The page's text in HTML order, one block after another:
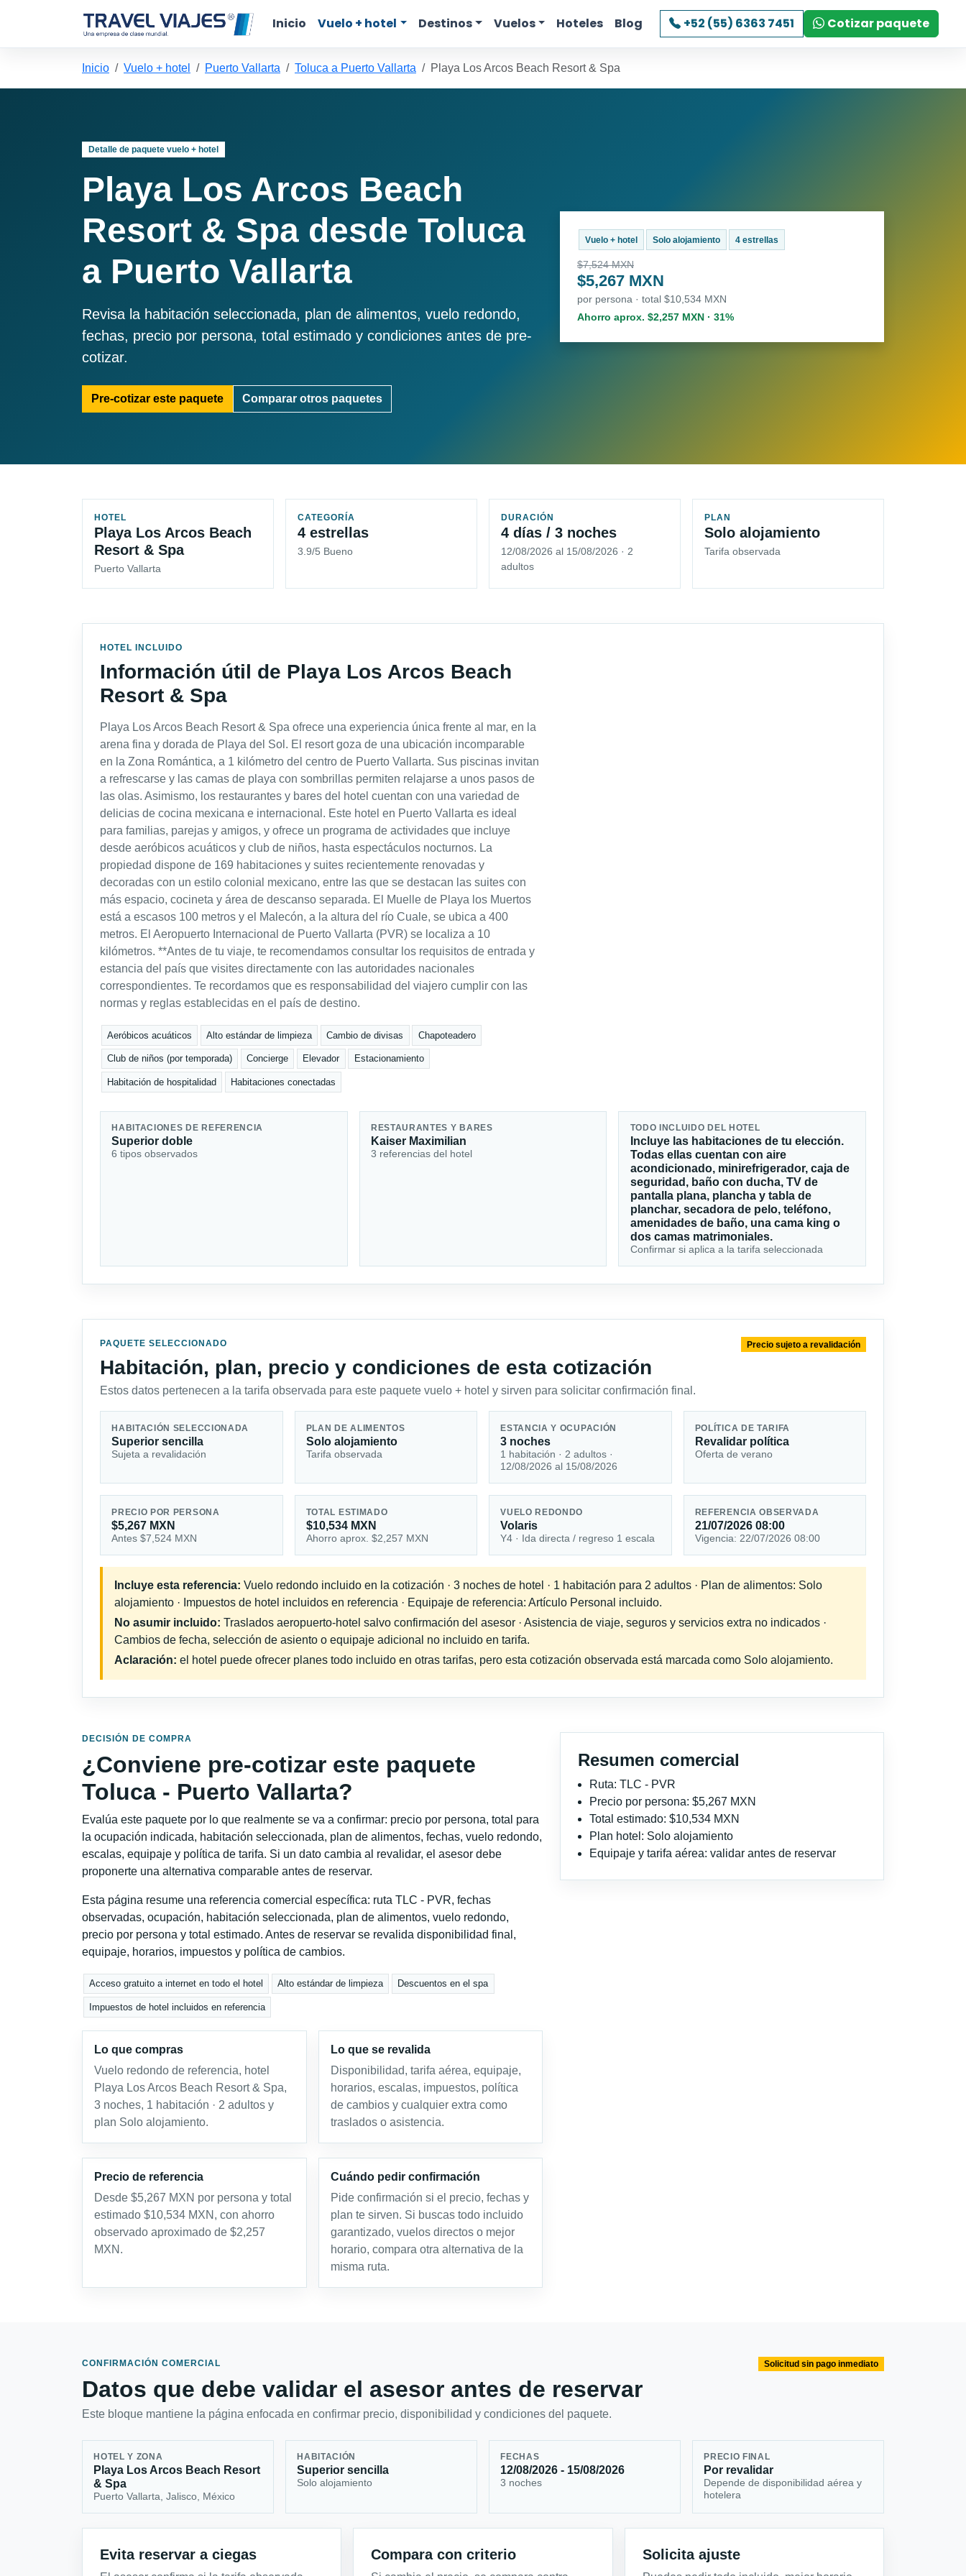
Inicio Vuelo + hotel Destinos Vuelos Hoteles Blog +52 (55) 6363 7451 Cotizar paquete
Inicio Vuelo + hotel Puerto Vallarta Toluca a Puerto Vallarta Playa Los Arcos Beach Resort & Spa
Detalle de paquete vuelo + hotel
Playa Los Arcos Beach
Resort & Spa desde Toluca
a Puerto Vallarta
Revisa la habitación seleccionada, plan de alimentos, vuelo redondo,
fechas, precio por persona, total estimado y condiciones antes de pre-
cotizar.
Pre-cotizar este paquete Comparar otros paquetes
Vuelo + hotel Solo alojamiento 4 estrellas
$7,524 MXN
$5,267 MXN
por persona · total $10,534 MXN
Ahorro aprox. $2,257 MXN · 31%
HOTEL
Playa Los Arcos Beach
Resort & Spa
Puerto Vallarta
CATEGORÍA
4 estrellas
3.9/5 Bueno
DURACIÓN
4 días / 3 noches
12/08/2026 al 15/08/2026 · 2
adultos
PLAN
Solo alojamiento
Tarifa observada
HOTEL INCLUIDO
Información útil de Playa Los Arcos Beach
Resort & Spa
Playa Los Arcos Beach Resort & Spa ofrece una experiencia única frente al mar, en la
arena fina y dorada de Playa del Sol. El resort goza de una ubicación incomparable
en la Zona Romántica, a 1 kilómetro del centro de Puerto Vallarta. Sus piscinas invitan
a refrescarse y las camas de playa con sombrillas permiten relajarse a unos pasos de
las olas. Asimismo, los restaurantes y bares del hotel cuentan con una variedad de
delicias de cocina mexicana e internacional. Este hotel en Puerto Vallarta es ideal
para familias, parejas y amigos, y ofrece un programa de actividades que incluye
desde aeróbicos acuáticos y club de niños, hasta espectáculos nocturnos. La
propiedad dispone de 169 habitaciones y suites recientemente renovadas y
decoradas con un estilo colonial mexicano, entre las que se destacan las suites con
más espacio, cocineta y área de descanso separada. El Muelle de Playa los Muertos
está a escasos 100 metros y el Malecón, a la altura del río Cuale, se ubica a 400
metros. El Aeropuerto Internacional de Puerto Vallarta (PVR) se localiza a 10
kilómetros. **Antes de tu viaje, te recomendamos consultar los requisitos de entrada y
estancia del país que visites directamente con las autoridades nacionales
correspondientes. Te recordamos que es responsabilidad del viajero cumplir con las
normas y reglas establecidas en el país de destino.
Aeróbicos acuáticos Alto estándar de limpieza Cambio de divisas Chapoteadero
Club de niños (por temporada) Concierge Elevador Estacionamiento
Habitación de hospitalidad Habitaciones conectadas
HABITACIONES DE REFERENCIA
Superior doble
6 tipos observados
RESTAURANTES Y BARES
Kaiser Maximilian
3 referencias del hotel
TODO INCLUIDO DEL HOTEL
Incluye las habitaciones de tu elección.
Todas ellas cuentan con aire
acondicionado, minirefrigerador, caja de
seguridad, baño con ducha, TV de
pantalla plana, plancha y tabla de
planchar, secadora de pelo, teléfono,
amenidades de baño, una cama king o
dos camas matrimoniales.
Confirmar si aplica a la tarifa seleccionada
PAQUETE SELECCIONADO
Habitación, plan, precio y condiciones de esta cotización
Estos datos pertenecen a la tarifa observada para este paquete vuelo + hotel y sirven para solicitar confirmación final.
Precio sujeto a revalidación
HABITACIÓN SELECCIONADA
Superior sencilla
Sujeta a revalidación
PLAN DE ALIMENTOS
Solo alojamiento
Tarifa observada
ESTANCIA Y OCUPACIÓN
3 noches
1 habitación · 2 adultos ·
12/08/2026 al 15/08/2026
POLÍTICA DE TARIFA
Revalidar política
Oferta de verano
PRECIO POR PERSONA
$5,267 MXN
Antes $7,524 MXN
TOTAL ESTIMADO
$10,534 MXN
Ahorro aprox. $2,257 MXN
VUELO REDONDO
Volaris
Y4 · Ida directa / regreso 1 escala
REFERENCIA OBSERVADA
21/07/2026 08:00
Vigencia: 22/07/2026 08:00
Incluye esta referencia: Vuelo redondo incluido en la cotización · 3 noches de hotel · 1 habitación para 2 adultos · Plan de alimentos: Solo
alojamiento · Impuestos de hotel incluidos en referencia · Equipaje de referencia: Artículo Personal incluido.
No asumir incluido: Traslados aeropuerto-hotel salvo confirmación del asesor · Asistencia de viaje, seguros y servicios extra no indicados ·
Cambios de fecha, selección de asiento o equipaje adicional no incluido en tarifa.
Aclaración: el hotel puede ofrecer planes todo incluido en otras tarifas, pero esta cotización observada está marcada como Solo alojamiento.
DECISIÓN DE COMPRA
¿Conviene pre-cotizar este paquete
Toluca - Puerto Vallarta?
Evalúa este paquete por lo que realmente se va a confirmar: precio por persona, total para
la ocupación indicada, habitación seleccionada, plan de alimentos, fechas, vuelo redondo,
escalas, equipaje y política de tarifa. Si un dato cambia al revalidar, el asesor debe
proponerte una alternativa comparable antes de reservar.
Esta página resume una referencia comercial específica: ruta TLC - PVR, fechas
observadas, ocupación, habitación seleccionada, plan de alimentos, vuelo redondo,
precio por persona y total estimado. Antes de reservar se revalida disponibilidad final,
equipaje, horarios, impuestos y política de cambios.
Acceso gratuito a internet en todo el hotel Alto estándar de limpieza Descuentos en el spa
Impuestos de hotel incluidos en referencia
Lo que compras
Vuelo redondo de referencia, hotel
Playa Los Arcos Beach Resort & Spa,
3 noches, 1 habitación · 2 adultos y
plan Solo alojamiento.
Lo que se revalida
Disponibilidad, tarifa aérea, equipaje,
horarios, escalas, impuestos, política
de cambios y cualquier extra como
traslados o asistencia.
Precio de referencia
Desde $5,267 MXN por persona y total
estimado $10,534 MXN, con ahorro
observado aproximado de $2,257
MXN.
Cuándo pedir confirmación
Pide confirmación si el precio, fechas y
plan te sirven. Si buscas todo incluido
garantizado, vuelos directos o mejor
horario, compara otra alternativa de la
misma ruta.
Resumen comercial
Ruta: TLC - PVR
Precio por persona: $5,267 MXN
Total estimado: $10,534 MXN
Plan hotel: Solo alojamiento
Equipaje y tarifa aérea: validar antes de reservar
CONFIRMACIÓN COMERCIAL
Datos que debe validar el asesor antes de reservar
Este bloque mantiene la página enfocada en confirmar precio, disponibilidad y condiciones del paquete.
Solicitud sin pago inmediato
HOTEL Y ZONA
Playa Los Arcos Beach Resort
& Spa
Puerto Vallarta, Jalisco, México
HABITACIÓN
Superior sencilla
Solo alojamiento
FECHAS
12/08/2026 - 15/08/2026
3 noches
PRECIO FINAL
Por revalidar
Depende de disponibilidad aérea y
hotelera
Evita reservar a ciegas Compara con criterio Solicita ajuste